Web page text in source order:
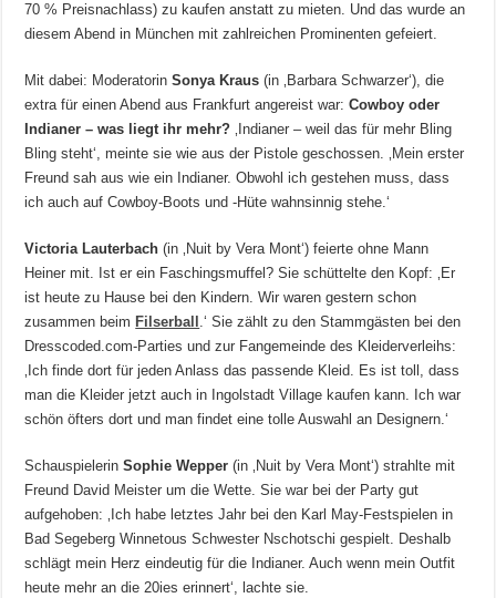
70 % Preisnachlass) zu kaufen anstatt zu mieten. Und das wurde an
diesem Abend in München mit zahlreichen Prominenten gefeiert.
Mit dabei: ModeratorinSonya Kraus (in ‚Barbara Schwarzer‘), die
extra für einen Abend aus Frankfurt angereist war:Cowboy oder
Indianer – was liegt ihr mehr? ‚Indianer – weil das für mehr Bling
Bling steht‘, meinte sie wie aus der Pistole geschossen. ‚Mein erster
Freund sah aus wie ein Indianer. Obwohl ich gestehen muss, dass
ich auch auf Cowboy-Boots und -Hüte wahnsinnig stehe.‘
Victoria Lauterbach (in ‚Nuit by Vera Mont‘) feierte ohne Mann
Heiner mit. Ist er ein Faschingsmuffel? Sie schüttelte den Kopf: ‚Er
ist heute zu Hause bei den Kindern. Wir waren gestern schon
zusammen beim Filserball .‘ Sie zählt zu den Stammgästen bei den
Dresscoded.com-Parties und zur Fangemeinde des Kleiderverleihs:
‚Ich finde dort für jeden Anlass das passende Kleid. Es ist toll, dass
man die Kleider jetzt auch in Ingolstadt Village kaufen kann. Ich war
schön öfters dort und man findet eine tolle Auswahl an Designern.‘
SchauspielerinSophie Wepper (in ‚Nuit by Vera Mont‘) strahlte mit
Freund David Meister um die Wette. Sie war bei der Party gut
aufgehoben: ‚Ich habe letztes Jahr bei den Karl May-Festspielen in
Bad Segeberg Winnetous Schwester Nschotschi gespielt. Deshalb
schlägt mein Herz eindeutig für die Indianer. Auch wenn mein Outfit
heute mehr an die 20ies erinnert‘, lachte sie.